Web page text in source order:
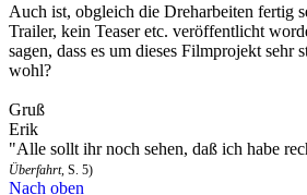
Auch ist, obgleich die Dreharbeiten fertig
Trailer, kein Teaser etc. veröffentlicht
sagen, dass es um dieses Filmprojekt sehr
wohl?
Gruß
Erik
"Alle sollt ihr noch sehen, daß ich habe
Überfahrt, S. 5)
Nach oben